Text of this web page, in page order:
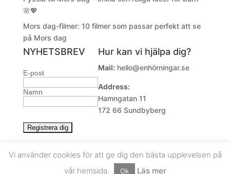
🌸💖
Mors dag-filmer: 10 filmer som passar perfekt att se
på Mors dag
NYHETSBREV
E-post
Namn
Hur kan vi hjälpa dig?
Mail:hello@enhörningar.se
Address:
Hamngatan 11
172 66 Sundbyberg
ENHÖRNINGAR| © 2019 - 2026 Alla rättigheter
Vi använder cookies för att ge dig den bästa upplevelsen på
vår hemsida.
Ok Läs mer